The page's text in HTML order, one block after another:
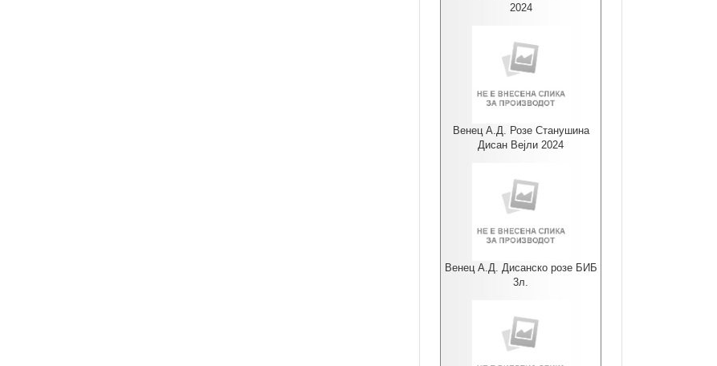
2024
Венец А.Д. Розе Станушина
Дисан Вејли 2024
Венец А.Д. Дисанско розе БИБ
3л.